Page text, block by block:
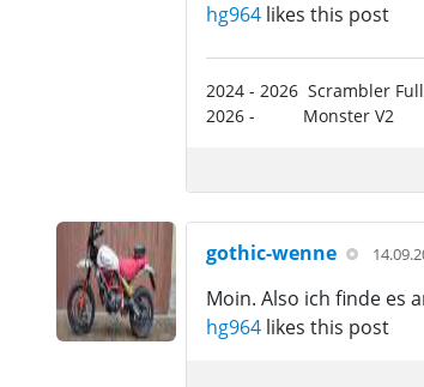
hg964likes this post
2024 - 2026 Scrambler
2026 - Monster V2
gothic-wenne
Moin. Also ich finde es
hg964likes this post